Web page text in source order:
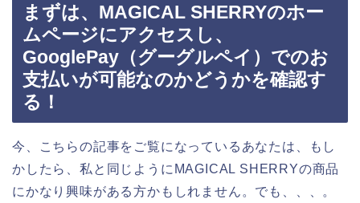
まずは、MAGICAL SHERRYのホー
ムページにアクセスし、
GooglePay（グーグルペイ）でのお
支払いが可能なのかどうかを確認す
る！
今、こちらの記事をご覧になっているあなたは、もし
かしたら、私と同じようにMAGICAL SHERRYの商品
にかなり興味がある方かもしれません。でも、、、。